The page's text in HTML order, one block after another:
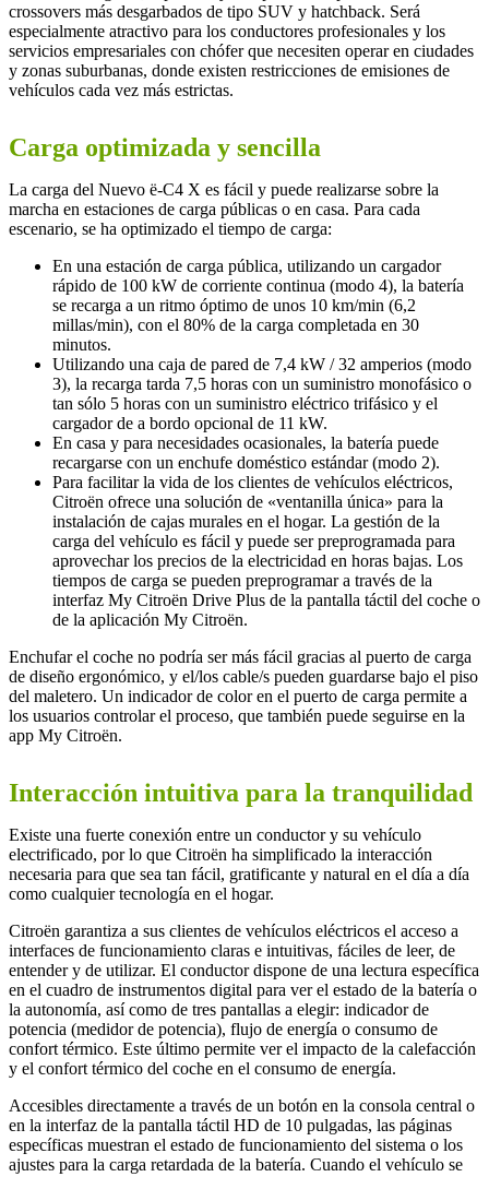
crossovers más desgarbados de tipo SUV y hatchback. Será
especialmente atractivo para los conductores profesionales y los
servicios empresariales con chófer que necesiten operar en ciudades
y zonas suburbanas, donde existen restricciones de emisiones de
vehículos cada vez más estrictas.
Carga optimizada y sencilla
La carga del Nuevo ë-C4 X es fácil y puede realizarse sobre la
marcha en estaciones de carga públicas o en casa. Para cada
escenario, se ha optimizado el tiempo de carga:
En una estación de carga pública, utilizando un cargador
rápido de 100 kW de corriente continua (modo 4), la batería
se recarga a un ritmo óptimo de unos 10 km/min (6,2
millas/min), con el 80% de la carga completada en 30
minutos.
Utilizando una caja de pared de 7,4 kW / 32 amperios (modo
3), la recarga tarda 7,5 horas con un suministro monofásico o
tan sólo 5 horas con un suministro eléctrico trifásico y el
cargador de a bordo opcional de 11 kW.
En casa y para necesidades ocasionales, la batería puede
recargarse con un enchufe doméstico estándar (modo 2).
Para facilitar la vida de los clientes de vehículos eléctricos,
Citroën ofrece una solución de «ventanilla única» para la
instalación de cajas murales en el hogar. La gestión de la
carga del vehículo es fácil y puede ser preprogramada para
aprovechar los precios de la electricidad en horas bajas. Los
tiempos de carga se pueden preprogramar a través de la
interfaz My Citroën Drive Plus de la pantalla táctil del coche o
de la aplicación My Citroën.
Enchufar el coche no podría ser más fácil gracias al puerto de carga
de diseño ergonómico, y el/los cable/s pueden guardarse bajo el piso
del maletero. Un indicador de color en el puerto de carga permite a
los usuarios controlar el proceso, que también puede seguirse en la
app My Citroën.
Interacción intuitiva para la tranquilidad
Existe una fuerte conexión entre un conductor y su vehículo
electrificado, por lo que Citroën ha simplificado la interacción
necesaria para que sea tan fácil, gratificante y natural en el día a día
como cualquier tecnología en el hogar.
Citroën garantiza a sus clientes de vehículos eléctricos el acceso a
interfaces de funcionamiento claras e intuitivas, fáciles de leer, de
entender y de utilizar. El conductor dispone de una lectura específica
en el cuadro de instrumentos digital para ver el estado de la batería o
la autonomía, así como de tres pantallas a elegir: indicador de
potencia (medidor de potencia), flujo de energía o consumo de
confort térmico. Este último permite ver el impacto de la calefacción
y el confort térmico del coche en el consumo de energía.
Accesibles directamente a través de un botón en la consola central o
en la interfaz de la pantalla táctil HD de 10 pulgadas, las páginas
específicas muestran el estado de funcionamiento del sistema o los
ajustes para la carga retardada de la batería. Cuando el vehículo se